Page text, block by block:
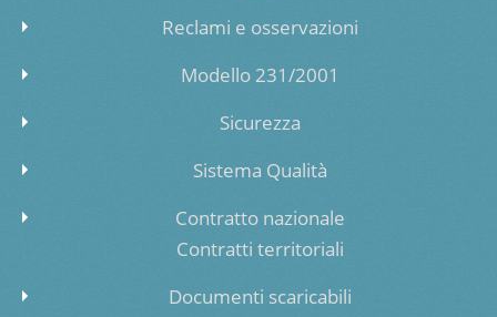
Reclami e osservazioni
Modello 231/2001
Sicurezza
Sistema Qualità
Contratto nazionale
Contratti territoriali
Documenti scaricabili